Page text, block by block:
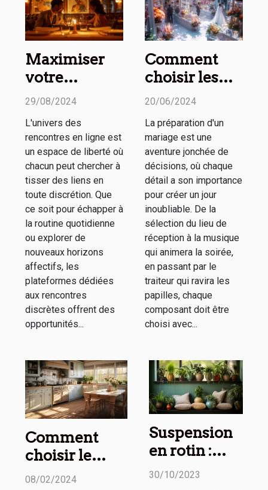
Maximiser
votre
expérience
de
rencontres
discrètes
29/08/2024
L'univers des
rencontres en ligne est
un espace de liberté où
chacun peut chercher à
tisser des liens en
toute discrétion. Que
ce soit pour échapper à
la routine quotidienne
ou explorer de
nouveaux horizons
affectifs, les
plateformes dédiées
aux rencontres
discrètes offrent des
opportunités...
Comment
choisir les
meilleurs
pour chaque
aspect de
votre
mariage
20/06/2024
La préparation d'un
mariage est une
aventure jonchée de
décisions, où chaque
détail a son importance
pour créer un jour
inoubliable. De la
sélection du lieu de
réception à la musique
qui animera la soirée,
en passant par le
traiteur qui ravira les
papilles, chaque
composant doit être
choisi avec...
Comment
choisir le
tapis de
08/02/2024
Suspension
en rotin :
comment
30/10/2023